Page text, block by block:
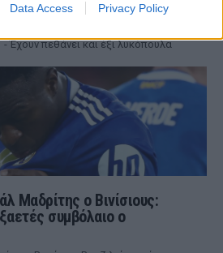
Data Access Privacy Policy
αγέλη με λύκους, είναι επικίνδυνο» λέει
- Έχουν πεθάνει και έξι λυκόπουλα
Μαδρίτης ο Βινίσιους:
συμβόλαιο ο